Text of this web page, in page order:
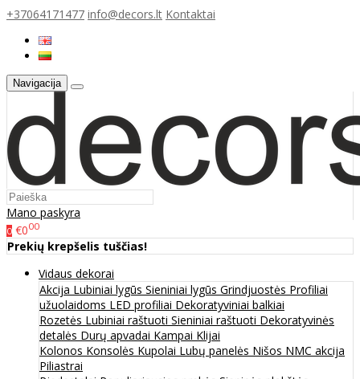
+37064171477 info@decors.lt Kontaktai
Navigacija
Mano paskyra
0 €000
Prekių krepšelis tuščias!
Vidaus dekorai
Akcija Lubiniai lygūs Sieniniai lygūs Grindjuostės Profiliai
užuolaidoms LED profiliai Dekoratyviniai balkiai
Rozetės Lubiniai raštuoti Sieniniai raštuoti Dekoratyvinės
detalės Durų apvadai Kampai Klijai
Kolonos Konsolės Kupolai Lubų panelės Nišos NMC akcija
Piliastrai